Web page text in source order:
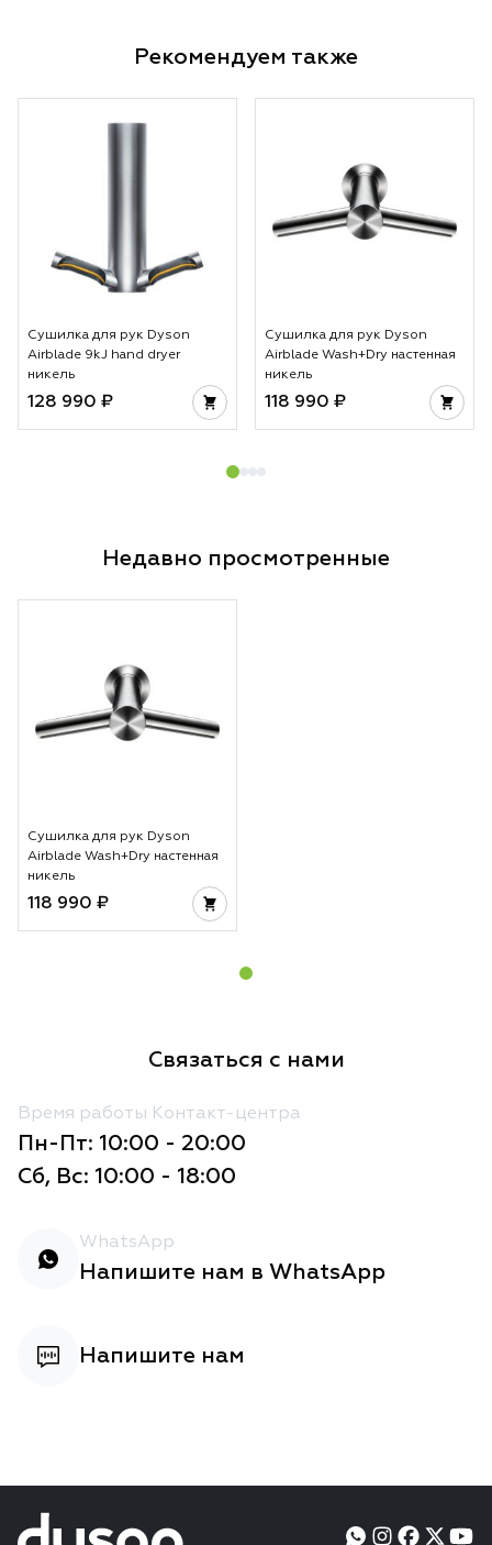
Рекомендуем также
Сушилка для рук Dyson
Airblade 9kJ hand dryer
никель
128 990 ₽
Сушилка для рук Dyson
Airblade Wash+Dry настенная
никель
118 990 ₽
Недавно просмотренные
Сушилка для рук Dyson
Airblade Wash+Dry настенная
никель
118 990 ₽
Связаться с нами
Время работы Контакт-центра
Пн-Пт: 10:00 - 20:00
Сб, Вс: 10:00 - 18:00
WhatsApp
Напишите нам в WhatsApp
Напишите нам